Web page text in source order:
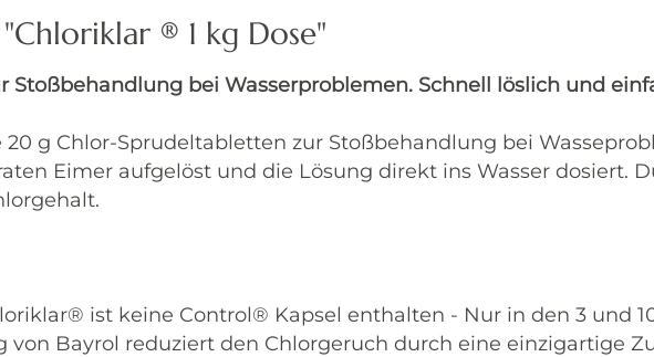
® 1 kg Dose"
Stoßbehandlung bei Wasserproblemen. Schnell löslich und
g Chlor-Sprudeltabletten zur Stoßbehandlung bei
Eimer aufgelöst und die Lösung direkt ins Wasser dosiert.
ist keine Control® Kapsel enthalten - Nur in den 3 und
von Bayrol reduziert den Chlorgeruch durch eine einzigartige